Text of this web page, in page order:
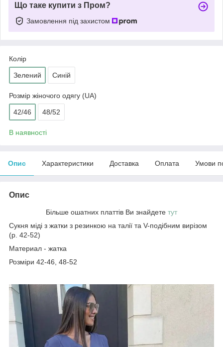
Що таке купити з Пром?
Замовлення під захистом
Колір
Зелений Синій
Розмір жіночого одягу (UA)
42/46 48/52
В наявності
Опис Характеристики Доставка Оплата Умови
Опис
Більше ошатних платтів Ви знайдете тут
Сукня міді з жатки з резинкою на талії та V-подібним вирізом
(р. 42-52)
Материал - жатка
Розміри 42-46, 48-52